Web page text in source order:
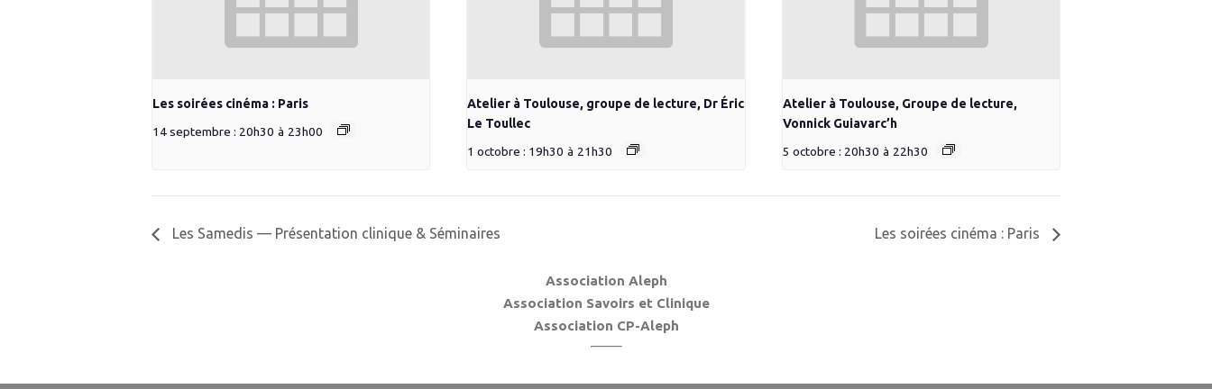
Les soirées cinéma : Paris
14 septembre : 20h30 à 23h00
Atelier à Toulouse, groupe de lecture, Dr Éric
Le Toullec
1 octobre : 19h30 à 21h30
Atelier à Toulouse, Groupe de lecture,
Vonnick Guiavarc’h
5 octobre : 20h30 à 22h30
Les Samedis — Présentation clinique & Séminaires Les soirées cinéma : Paris
Association Aleph
Association Savoirs et Clinique
Association CP-Aleph